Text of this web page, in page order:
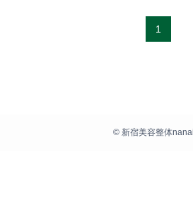
1
©新宿美容整体